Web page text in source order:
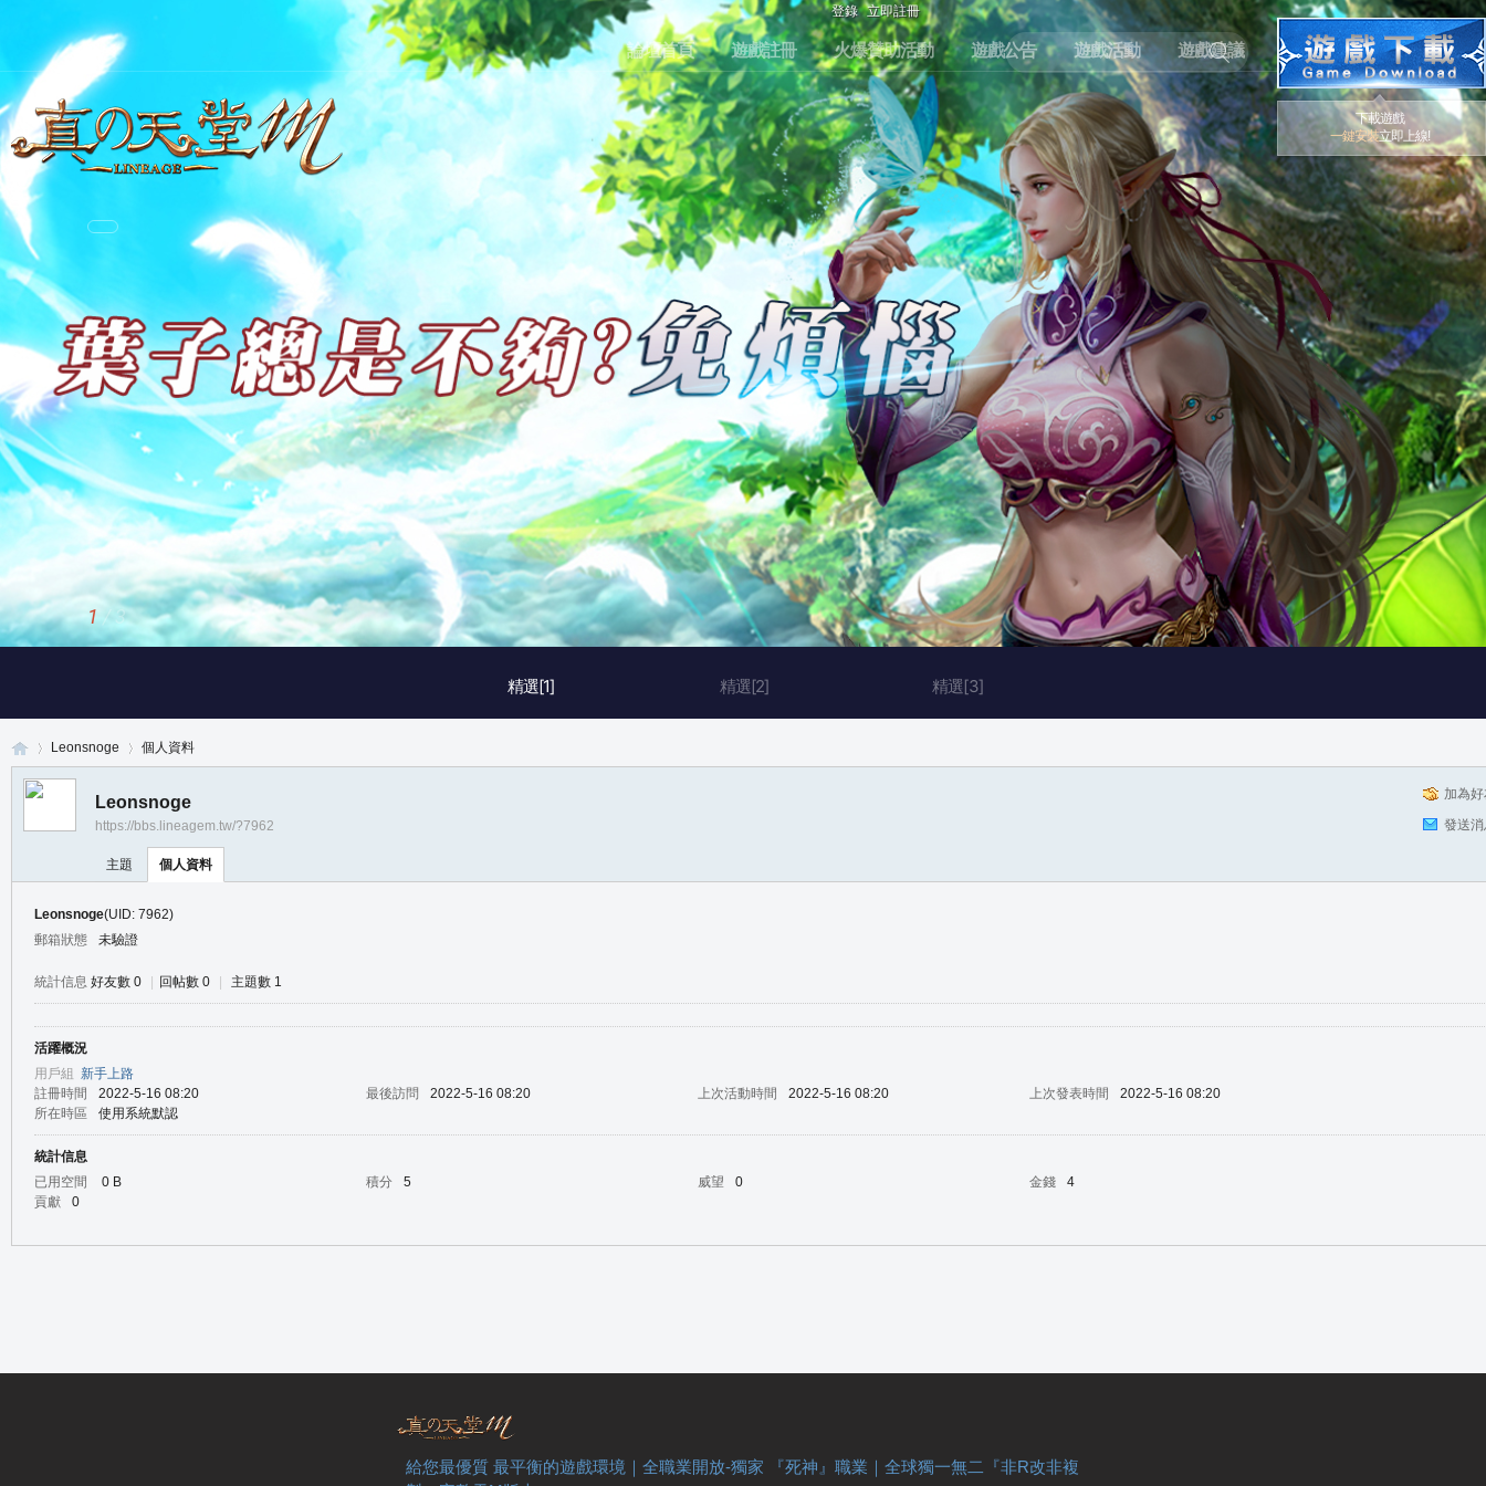
登錄 立即註冊
論壇首頁 遊戲註冊 火爆贊助活動 遊戲公告 遊戲活動 遊戲建議
下載遊戲
一鍵安裝立即上線!
精選[1] 精選[2] 精選[3]
1 / 3
Leonsnoge 個人資料
加為
發送
Leonsnoge
https://bbs.lineagem.tw/?7962
主題 個人資料
Leonsnoge(UID: 7962)
郵箱狀態
未驗證
統計信息 好友數 0 回帖數 0 主題數 1
活躍概況
用戶組 新手上路
註冊時間
2022-5-16 08:20 最後訪問 2022-5-16 08:20 上次活動時間 2022-5-16 08:20 上次發表時間
2022-5-16 08:20
所在時區
使用系統默認
統計信息
已用空間
0 B 積分 5 威望 0 金錢
4
貢獻
0
給您最優質 最平衡的遊戲環境｜全職業開放-獨家 『死神』職業｜全球獨一無二『非R改非複